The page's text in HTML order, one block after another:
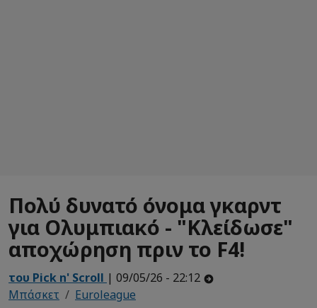
Πολύ δυνατό όνομα γκαρντ
για Ολυμπιακό - "Κλείδωσε"
αποχώρηση πριν το F4!
του Pick n' Scroll | 09/05/26 - 22:12
Μπάσκετ
Euroleague